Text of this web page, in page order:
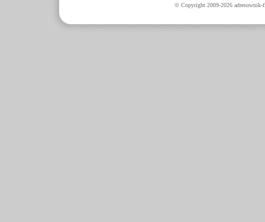
© Copyright 2009-2026